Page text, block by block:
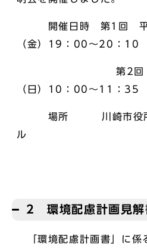
開催日時 第1回 平
（金）19：00～20：10
第2回 平成
（日）10：00～11：35
場所 川崎市役所第
ル
2 環境配慮計画見解
「環境配慮計画書」に係